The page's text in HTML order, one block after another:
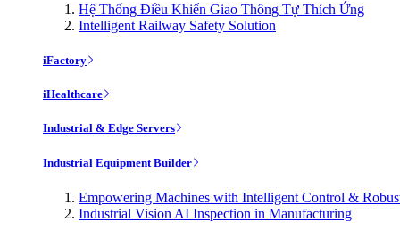
Hệ Thống Điều Khiển Giao Thông Tự Thích Ứng
Intelligent Railway Safety Solution
iFactory
iHealthcare
Industrial & Edge Servers
Industrial Equipment Builder
Empowering Machines with Intelligent Control &
Industrial Vision AI Inspection in Manufacturing